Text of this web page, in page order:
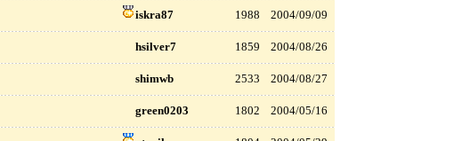
iskra87 1988 2004/09/09
hsilver7 1859 2004/08/26
shimwb 2533 2004/08/27
green0203 1802 2004/05/16